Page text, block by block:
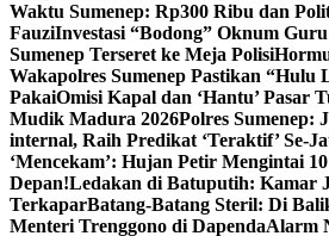
Waktu Sumenep: Rp300 Ribu dan
FauziInvestasi “Bodong” Oknum
Sumenep Terseret ke Meja Polisi
Wakapolres Sumenep Pastikan “Hulu
PakaiOmisi Kapal dan ‘Hantu’ Pasar
Mudik Madura 2026Polres Sumenep:
internal, Raih Predikat ‘Teraktif’ Se-
‘Mencekam’: Hujan Petir Mengintai
Depan!Ledakan di Batuputih: Kamar
TerkaparBatang-Batang Steril: Di
Menteri Trenggono di DapendaAlarm